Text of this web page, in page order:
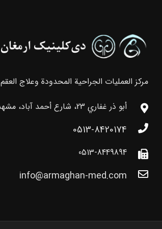
مركز العمليات الجراحية المحدودة وعلاج العقم
أبو ذر غفاري 23، شارع أحمد آباد، مشهد
0513-8420174
0513-8449894
info@armaghan-med.com